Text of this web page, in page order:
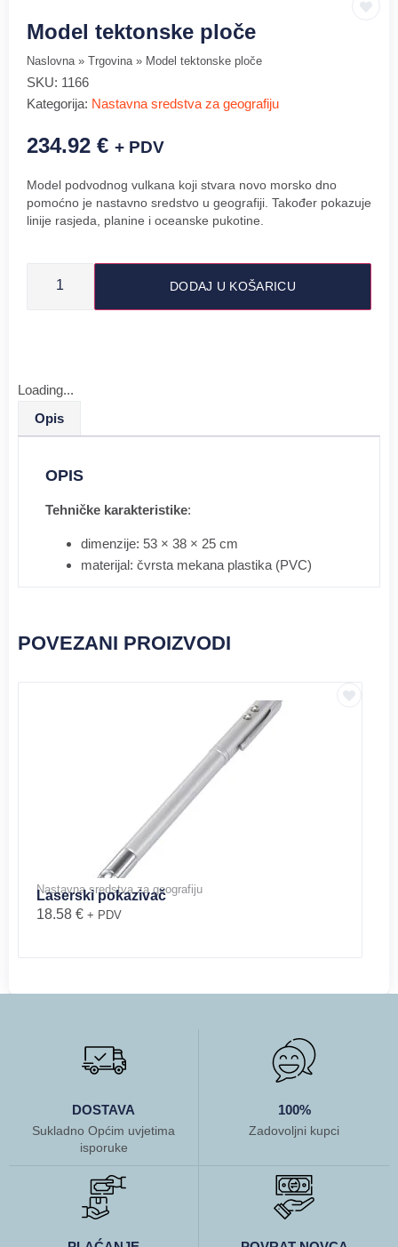
Model tektonske ploče
Naslovna» Trgovina» Model tektonske ploče
SKU: 1166
Kategorija: Nastavna sredstva za geografiju
234.92 € + PDV
Model podvodnog vulkana koji stvara novo morsko dno
pomoćno je nastavno sredstvo u geografiji. Također pokazuje
linije rasjeda, planine i oceanske pukotine.
DODAJ U KOŠARICU
Loading...
Opis
OPIS
Tehničke karakteristike:
dimenzije: 53 × 38 × 25 cm
materijal: čvrsta mekana plastika (PVC)
POVEZANI PROIZVODI
Nastavna sredstva za geografiju
Laserski pokazivač
18.58 € + PDV
DOSTAVA
Sukladno Općim uvjetima
isporuke
100%
Zadovoljni kupci